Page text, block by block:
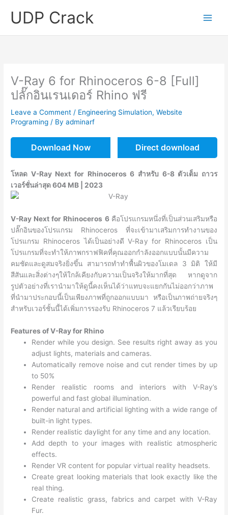
UDP Crack
V-Ray 6 for Rhinoceros 6-8 [Full]
ปลั๊กอินเรนเดอร์ Rhino ฟรี
Leave a Comment / Engineering Simulation,Website
Programing / Byadminarf
Download Now Direct download
โหลด V-Ray Next for Rhinoceros 6 สำหรับ 6-8 ตัวเต็ม ถาวร
เวอร์ชั่นล่าสุด 604 MB | 2023
V-Ray Next for Rhinoceros 6 คือโปรแกรมหนึ่งที่เป็นส่วนเสริมหรือ
ปลั๊กอินของโปรแกรม Rhinoceros ที่จะเข้ามาเสริมการทำงานของ
โปรแกรม Rhinoceros ได้เป็นอย่างดี V-Ray for Rhinoceros เป็น
โปรแกรมที่จะทำให้ภาพกราฟฟิคที่คุณออกกำลังออกแบบนั้นมีความ
คมชัดและดูสมจริงยิ่งขึ้น สามารถทำทำพื้นผิวของโมเดล 3 มิติ ให้มี
สีสันและสิ่งต่างๆให้ใกล้เคียงกับความเป็นจริงให้มากที่สุด หากดูจาก
รูปตัวอย่างที่เรานำมาให้ดูนี้คงเห็นได้ว่าแทบจะแยกกันไม่ออกว่าภาพ
ที่นำมาประกอบนี้เป็นเพียงภาพที่ถูกออกแบบมา หรือเป็นภาพถ่ายจริงๆ
สำหรับเวอร์ชั้นนี้ได้เพิ่มการรองรับ Rhinoceros 7 แล้วเรียบร้อย
Features of V-Ray for Rhino
Render while you design. See results right away as you
adjust lights, materials and cameras.
Automatically remove noise and cut render times by up
to 50%
Render realistic rooms and interiors with V-Ray’s
powerful and fast global illumination.
Render natural and artificial lighting with a wide range of
built-in light types.
Render realistic daylight for any time and any location.
Add depth to your images with realistic atmospheric
effects.
Render VR content for popular virtual reality headsets.
Create great looking materials that look exactly like the
real thing.
Create realistic grass, fabrics and carpet with V-Ray
Fur.